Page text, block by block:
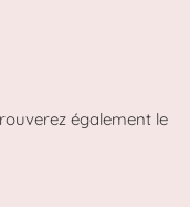
également le